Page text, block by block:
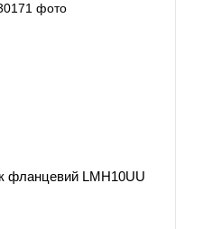
фланцевий LMH10UU